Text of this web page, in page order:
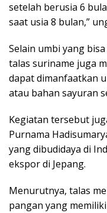
setelah berusia 6
saat usia 8 bulan,”
Selain umbi yang
talas suriname juga
dapat dimanfaatkan
atau bahan sayuran
Kegiatan tersebut
Purnama
yang dibudidaya di
ekspor di Jepang.
Menurutnya, talas
pangan yang